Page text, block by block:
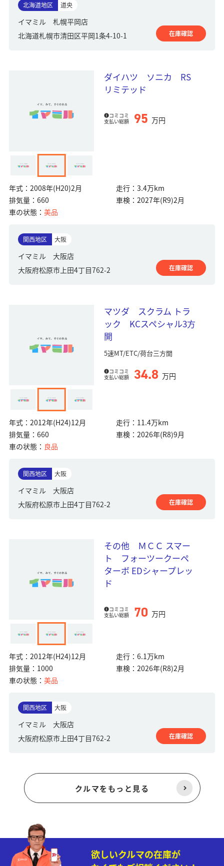
北海道地区 道央
イマミル 札幌平岡店
北海道札幌市清田区平岡1条4-10-1
在庫確認
ダイハツ ソニカ RS
リミテッド
コミコミ
支払い総額
95 万円
年式： 2008年(H20)2月 走行：3.4万km
排気量： 660 車検：2027年(R9)2月
車の状態： 美品
関西地区 大阪
イマミル 大阪店
大阪府松原市上田4丁目762-2
在庫確認
マツダ スクラム トラ
ック KCスペシャル3方
開
5速MT/ETC/荷台三方開
コミコミ
支払い総額
34.8 万円
年式： 2012年(H24)12月 走行： 11.4万km
排気量： 660 車検：2026年(R8)9月
車の状態： 良品
関西地区 大阪
イマミル 大阪店
大阪府松原市上田4丁目762-2
在庫確認
その他 ＭＣＣ スマー
ト フォーツークーペ
ターボ EDシャープレッ
ド
コミコミ
支払い総額
70 万円
年式： 2012年(H24)12月 走行：6.1万km
排気量： 1000 車検：2026年(R8)2月
車の状態： 美品
関西地区 大阪
イマミル 大阪店
大阪府松原市上田4丁目762-2
在庫確認
クルマをもっと見る
欲しいクルマの在庫が